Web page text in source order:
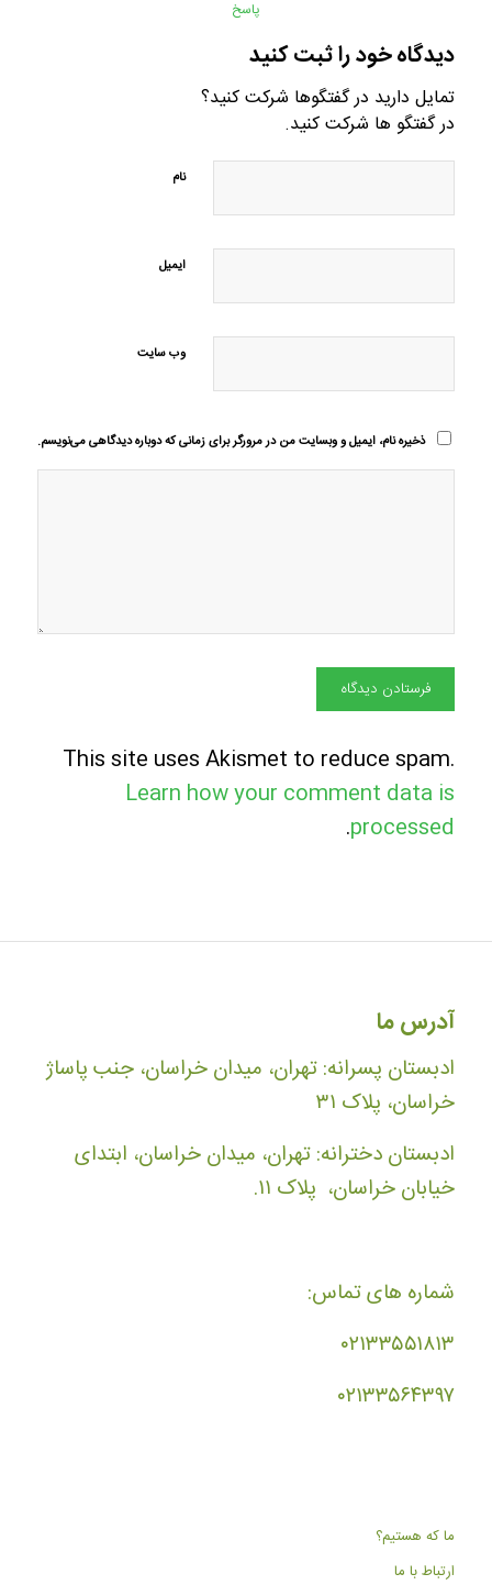
پاسخ
دیدگاه خود را ثبت کنید
تمایل دارید در گفتگوها شرکت کنید؟
در گفتگو ها شرکت کنید.
نام
ایمیل
وب‌ سایت
ذخیره نام، ایمیل و وبسایت من در مرورگر برای زمانی که دوباره دیدگاهی می‌نویسم.
This site uses Akismet to reduce spam.
Learn how your comment data is
processed
.
آدرس ما
ادبستان پسرانه: تهران، میدان خراسان، جنب پاساژ
خراسان، پلاک ۳۱
ادبستان دخترانه: تهران، میدان خراسان، ابتدای
خیابان خراسان، پلاک ۱۱.
شماره های تماس:
۰۲۱۳۳۵۵۱۸۱۳
۰۲۱۳۳۵۶۴۳۹۷
ما که هستیم؟
ارتباط با ما